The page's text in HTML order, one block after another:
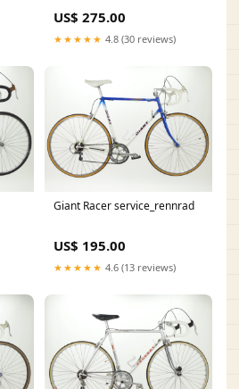
US$ 275.00
★★★★★ 4.8 (30 reviews)
Giant Racer service_rennrad
US$ 195.00
★★★★★ 4.6 (13 reviews)